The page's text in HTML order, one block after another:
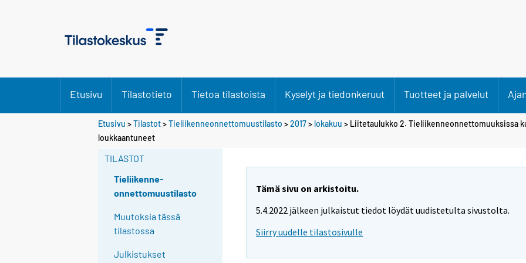
Etusivu Tilastotieto Tietoa tilastoista Kyselyt ja tiedonkeruut Tuotteet ja palvelut
Etusivu >Tilastot>Tieliikenneonnettomuustilasto >2017> lokakuu > Liitetaulukko 2. Tieliikenneonnettomuuksissa
loukkaantuneet
TILASTOT
Tieliikenne-
onnettomuustilasto
Muutoksia tässä
tilastossa
Julkistukset
Tämä sivu on arkistoitu.
5.4.2022 jälkeen julkaistut tiedot löydät uudistetulta sivustolta.
Siirry uudelle tilastosivulle